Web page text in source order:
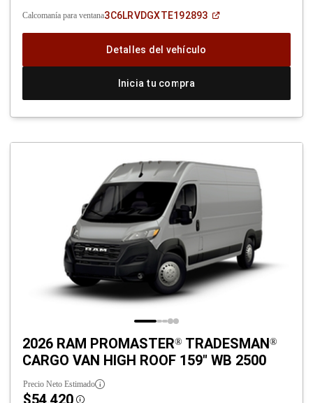
Calcomanía para ventana3C6LRVDGXTE192893
(Abrir
una
Detalles del vehículo
Inicia tu compra
2026 RAM PROMASTER® TRADESMAN®
CARGO VAN HIGH ROOF 159" WB 2500
Precio Neto Estimado
$54,420